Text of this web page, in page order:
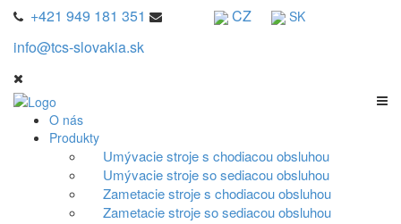
+421 949 181 351
info@tcs-slovakia.sk
CZ SK
O nás
Produkty
Umývacie stroje s chodiacou obsluhou
Umývacie stroje so sediacou obsluhou
Zametacie stroje s chodiacou obsluhou
Zametacie stroje so sediacou obsluhou